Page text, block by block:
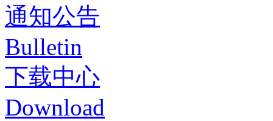
通知公告
Bulletin
下载中心
Download